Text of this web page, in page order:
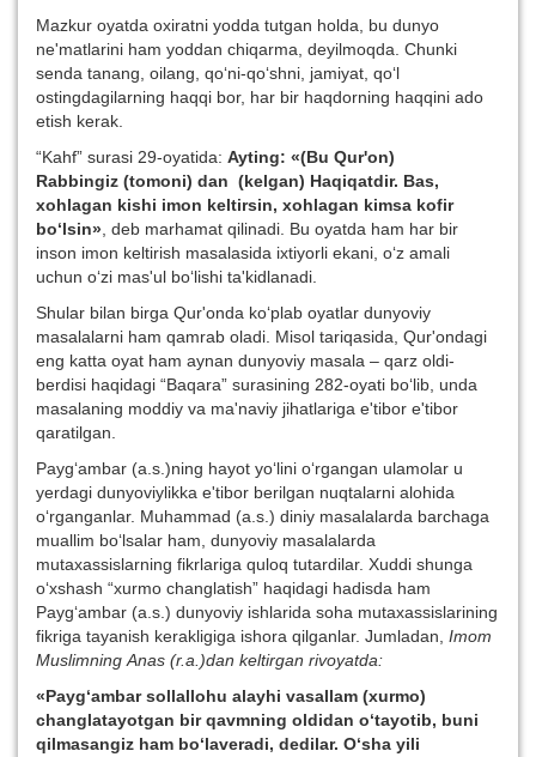
Mazkur oyatda oxiratni yodda tutgan holda, bu dunyo
ne'matlarini ham yoddan chiqarma, deyilmoqda. Chunki
senda tanang, oilang, qo‘ni-qo‘shni, jamiyat, qo‘l
ostingdagilarning haqqi bor, har bir haqdorning haqqini ado
etish kerak.
“Kahf” surasi 29-oyatida: Ayting: «(Bu Qur'on)
Rabbingiz (tomoni) dan (kelgan) Haqiqatdir. Bas,
xohlagan kishi imon keltirsin, xohlagan kimsa kofir
bo‘lsin» , deb marhamat qilinadi. Bu oyatda ham har bir
inson imon keltirish masalasida ixtiyorli ekani, o‘z amali
uchun o‘zi mas'ul bo‘lishi ta'kidlanadi.
Shular bilan birga Qur'onda ko‘plab oyatlar dunyoviy
masalalarni ham qamrab oladi. Misol tariqasida, Qur'ondagi
eng katta oyat ham aynan dunyoviy masala – qarz oldi-
berdisi haqidagi “Baqara” surasining 282-oyati bo‘lib, unda
masalaning moddiy va ma'naviy jihatlariga e'tibor e'tibor
qaratilgan.
Payg‘ambar (a.s.)ning hayot yo‘lini o‘rgangan ulamolar u
yerdagi dunyoviylikka e'tibor berilgan nuqtalarni alohida
o‘rganganlar. Muhammad (a.s.) diniy masalalarda barchaga
muallim bo‘lsalar ham, dunyoviy masalalarda
mutaxassislarning fikrlariga quloq tutardilar. Xuddi shunga
o‘xshash “xurmo changlatish” haqidagi hadisda ham
Payg‘ambar (a.s.) dunyoviy ishlarida soha mutaxassislarining
fikriga tayanish kerakligiga ishora qilganlar. Jumladan, Imom
Muslimning Anas (r.a.)dan keltirgan rivoyatda:
«Payg‘ambar sollallohu alayhi vasallam (xurmo)
changlatayotgan bir qavmning oldidan o‘tayotib, buni
qilmasangiz ham bo‘laveradi, dedilar. O‘sha yili